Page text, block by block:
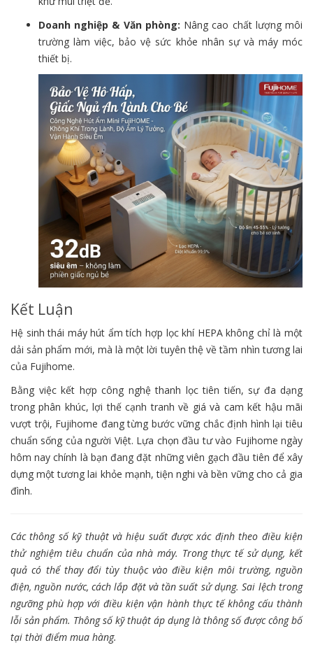
Doanh nghiệp & Văn phòng: Nâng cao chất lượng môi
trường làm việc, bảo vệ sức khỏe nhân sự và máy móc
thiết bị.
Kết Luận
Hệ sinh thái máy hút ẩm tích hợp lọc khí HEPA không chỉ là một
dải sản phẩm mới, mà là một lời tuyên thệ về tầm nhìn tương lai
của Fujihome.
Bằng việc kết hợp công nghệ thanh lọc tiên tiến, sự đa dạng
trong phân khúc, lợi thế cạnh tranh về giá và cam kết hậu mãi
vượt trội, Fujihome đang từng bước vững chắc định hình lại tiêu
chuẩn sống của người Việt. Lựa chọn đầu tư vào Fujihome ngày
hôm nay chính là bạn đang đặt những viên gạch đầu tiên để xây
dựng một tương lai khỏe mạnh, tiện nghi và bền vững cho cả gia
đình.
Các thông số kỹ thuật và hiệu suất được xác định theo điều kiện
thử nghiệm tiêu chuẩn của nhà máy. Trong thực tế sử dụng, kết
quả có thể thay đổi tùy thuộc vào điều kiện môi trường, nguồn
điện, nguồn nước, cách lắp đặt và tần suất sử dụng. Sai lệch trong
ngưỡng phù hợp với điều kiện vận hành thực tế không cấu thành
lỗi sản phẩm. Thông số kỹ thuật áp dụng là thông số được công bố
tại thời điểm mua hàng.